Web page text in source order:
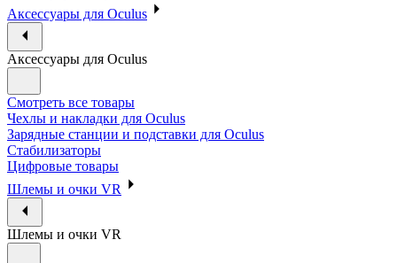
Аксессуары для Oculus
Аксессуары для Oculus
Смотреть все товары
Чехлы и накладки для Oculus
Зарядные станции и подставки для Oculus
Стабилизаторы
Цифровые товары
Шлемы и очки VR
Шлемы и очки VR